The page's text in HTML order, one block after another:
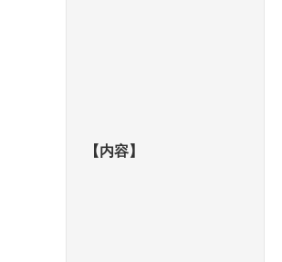
【内容】